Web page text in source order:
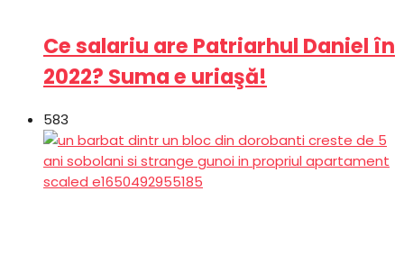
Ce salariu are Patriarhul Daniel în
2022? Suma e uriaşă!
583